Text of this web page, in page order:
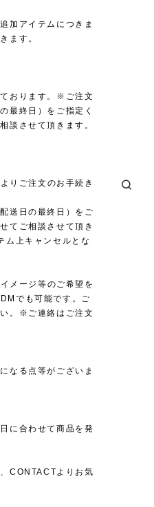
加アイテムにつきま
ます。
おります。※ご注文
最終日）をご指定く
談させて頂きます。
ご注文のお手続き
送日の最終日）をご
てご相談させて頂き
ム上キャンセルとな
メージ等のご希望を
でも可能です。ご
。※ご連絡はご注文
なる点等がございま
に合わせて商品を発
CONTACTよりお気